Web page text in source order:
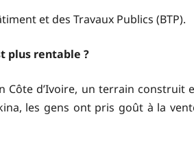
et des Travaux Publics (BTP).
plus rentable ?
Côte d’Ivoire, un terrain construit
les gens ont pris goût à la